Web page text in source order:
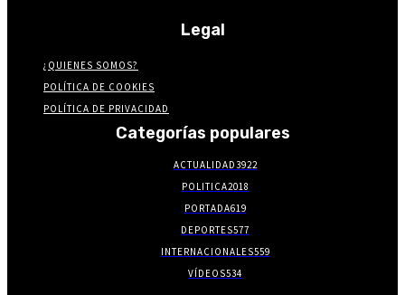
Legal
¿QUIENES SOMOS?
POLÍTICA DE COOKIES
POLÍTICA DE PRIVACIDAD
Categorías populares
ACTUALIDAD3922
POLITICA2018
PORTADA619
DEPORTES577
INTERNACIONALES559
VÍDEOS534